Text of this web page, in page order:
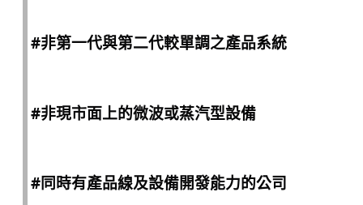
#非第一代與第二代較單調之產品系統
#非現市面上的微波或蒸汽型設備
#同時有產品線及設備開發能力的公司